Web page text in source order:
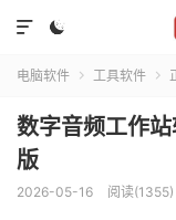


电脑软件  工具软件 
数字音频工作
版
2026-05-16 阅读(1355)